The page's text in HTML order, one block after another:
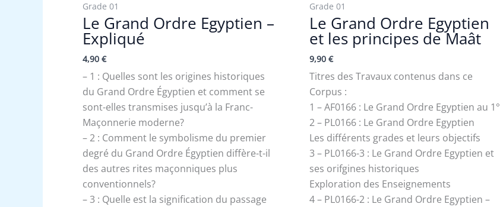
Grade 01
Le Grand Ordre Egyptien –
Expliqué
4,90€
– 1 : Quelles sont les origines historiques
du Grand Ordre Égyptien et comment se
sont-elles transmises jusqu’à la Franc-
Maçonnerie moderne?
– 2 : Comment le symbolisme du premier
degré du Grand Ordre Égyptien diffère-t-il
des autres rites maçonniques plus
conventionnels?
– 3 : Quelle est la signification du passage
Grade 01
Le Grand Ordre Egyptien
et les principes de Maât
9,90€
Titres des Travaux contenus dans ce
Corpus :
1 – AF0166 : Le Grand Ordre Egyptien au 1°
2 – PL0166 : Le Grand Ordre Egyptien
Les différents grades et leurs objectifs
3 – PL0166-3 : Le Grand Ordre Egyptien et
ses orifgines historiques
Exploration des Enseignements
4 – PL0166-2 : Le Grand Ordre Egyptien –